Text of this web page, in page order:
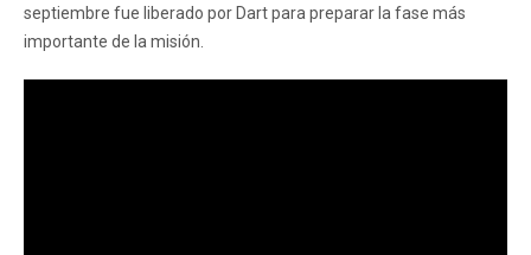
septiembre fue liberado por Dart para preparar la fase más
importante de la misión.